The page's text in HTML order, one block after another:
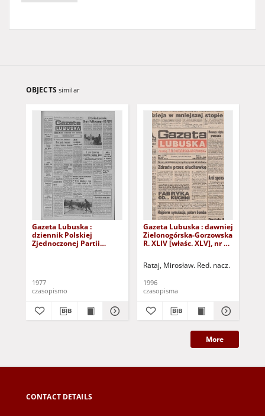
OBJECTS similar
Gazeta Lubuska :
dziennik Polskiej
Zjednoczonej Partii
1977
czasopismo
Gazeta Lubuska : dawniej
Zielonogórska-Gorzowska
R. XLIV [właśc. XLV], nr 52
Rataj, Mirosław. Red. nacz.
1996
czasopisma
More
CONTACT DETAILS